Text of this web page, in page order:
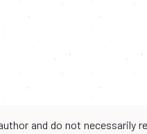
and do not necessarily